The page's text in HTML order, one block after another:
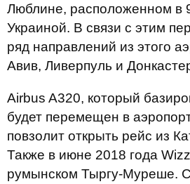
Люблине, расположенном в
Украиной. В связи с этим
ряд направлений из этого
Авив, Ливерпуль и
Airbus A320, который
будет перемещен в
повзолит открыть рейс из
Также в июне 2018 года
румынском Тыргу-Муреше.